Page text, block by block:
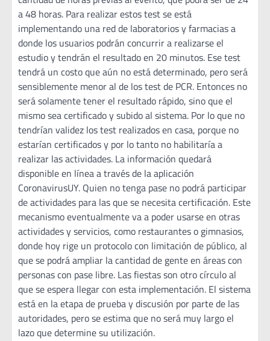
a 48 horas. Para realizar estos test se está
implementando una red de laboratorios y farmacias a
donde los usuarios podrán concurrir a realizarse el
estudio y tendrán el resultado en 20 minutos. Ese test
tendrá un costo que aún no está determinado, pero será
sensiblemente menor al de los test de PCR. Entonces no
será solamente tener el resultado rápido, sino que el
mismo sea certificado y subido al sistema. Por lo que no
tendrían validez los test realizados en casa, porque no
estarían certificados y por lo tanto no habilitaría a
realizar las actividades. La información quedará
disponible en línea a través de la aplicación
CoronavirusUY. Quien no tenga pase no podrá participar
de actividades para las que se necesita certificación. Este
mecanismo eventualmente va a poder usarse en otras
actividades y servicios, como restaurantes o gimnasios,
donde hoy rige un protocolo con limitación de público, al
que se podrá ampliar la cantidad de gente en áreas con
personas con pase libre. Las fiestas son otro círculo al
que se espera llegar con esta implementación. El sistema
está en la etapa de prueba y discusión por parte de las
autoridades, pero se estima que no será muy largo el
lazo que determine su utilización.